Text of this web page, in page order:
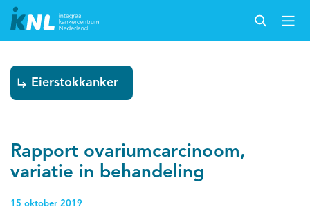
Rapport ovariumcarcinoom,
variatie in behandeling
15 oktober 2019
Eierstokkanker